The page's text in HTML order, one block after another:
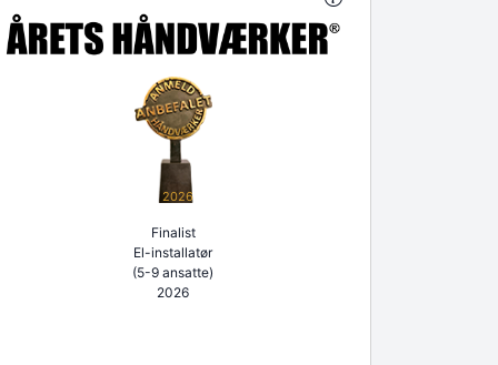
2026
Finalist
El-installatør
(5-9 ansatte)
2026